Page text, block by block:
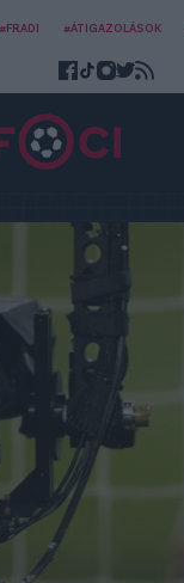
#FRADI #ÁTIGAZOLÁSOK